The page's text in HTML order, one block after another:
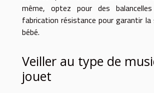
même, optez pour des
fabrication résistance pour garantir
bébé.
Veiller au type de
jouet